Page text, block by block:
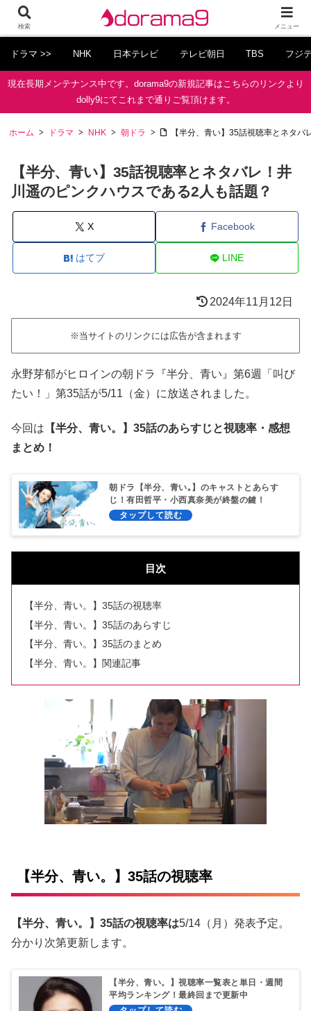
ドラマ >> NHK 日本テレビ テレビ朝日 TBS フジ
現在長期メンテナンス中です。dorama9の新規記事はこちらのリンクより
dolly9にてこれまで通りご覧頂けます。
ホーム ドラマ NHK 朝ドラ 【半分、青い】35話視聴率とネタ
【半分、青い】35話視聴率とネタバレ！井
川遥のピンクハウスである2人も話題？
X Facebook
はてブ LINE
2024年11月12日
※当サイトのリンクには広告が含まれます
永野芽郁がヒロインの朝ドラ『半分、青い』第6週「叫び
たい！」第35話が5/11（金）に放送されました。
今回は 【半分、青い。】35話のあらすじと視聴率・感想
まとめ！
朝ドラ【半分、青い｡】のキャストとあらす
じ！有田哲平・小西真奈美が終盤の鍵！
目次
【半分、青い。】35話の視聴率
【半分、青い。】35話のあらすじ
【半分、青い。】35話のまとめ
【半分、青い。】関連記事
【半分、青い。】35話の視聴率
【半分、青い。】35話の視聴率は5/14（月）発表予定。
分かり次第更新します。
【半分、青い。】視聴率一覧表と単日・週間
平均ランキング！最終回まで更新中
検索 メニュー